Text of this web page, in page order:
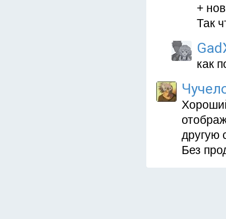
+
Так
как
другую
Без